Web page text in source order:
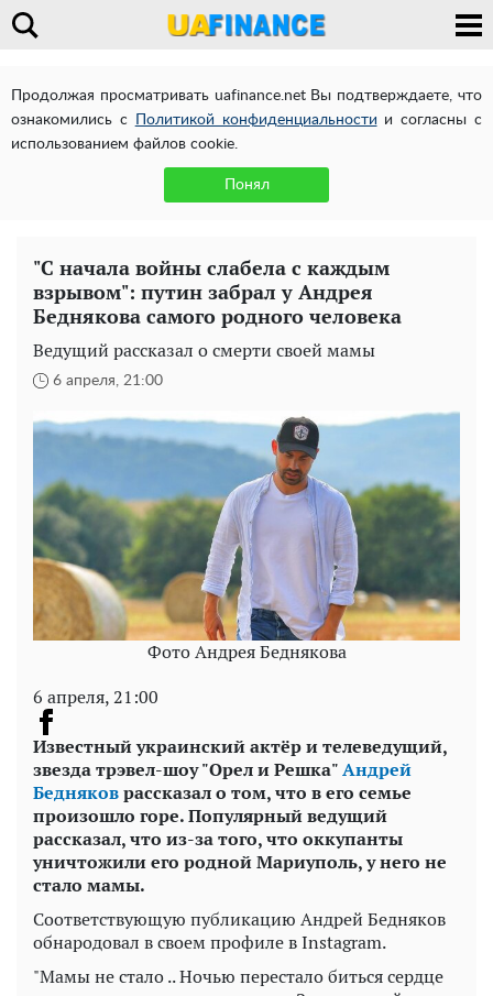
Продолжая просматривать uafinance.net Вы подтверждаете, что
ознакомились с
Политикой конфиденциальности и согласны с
использованием файлов cookie.
Понял
"С начала войны слабела с каждым
взрывом": путин забрал у Андрея
Беднякова самого родного человека
Ведущий рассказал о смерти своей мамы
6 апреля, 21:00
Фото Андрея Беднякова
6 апреля, 21:00
Известный украинский актёр и телеведущий,
звезда трэвел-шоу "Орел и Решка"Андрей
Бедняковрассказал о том, что в его семье
произошло горе. Популярный ведущий
рассказал, что из-за того, что оккупанты
уничтожили его родной Мариуполь, у него не
стало мамы.
Соответствующую публикацию Андрей Бедняков
обнародовал в своем профиле в Instagram.
"Мамы не стало .. Ночью перестало биться сердце